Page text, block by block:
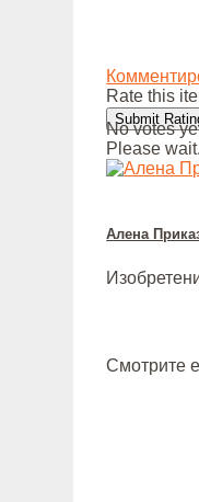
Rate this
Submit
No votes
Please
Алена
Смотрите